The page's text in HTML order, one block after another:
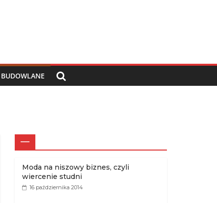
—
Moda na niszowy biznes, czyli
wiercenie studni
16 października 2014